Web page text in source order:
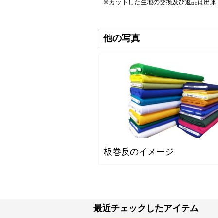
※カットした生地の交換及び返品は出来
他の写真
板巻反のイメージ
最近チェックしたアイテム